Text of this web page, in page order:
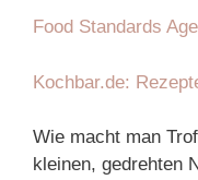
Food Standards
Kochbar.de:
Wie macht man
kleinen, gedrehten